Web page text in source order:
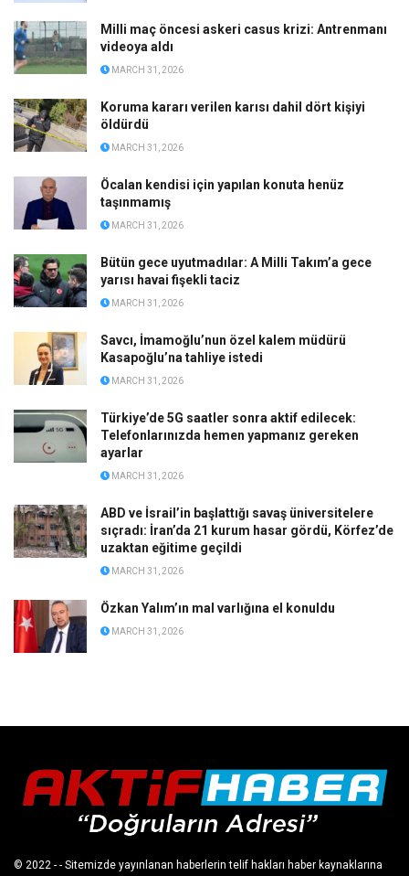
Milli maç öncesi askeri casus krizi: Antrenmanı
videoya aldı
MARCH 31, 2026
Koruma kararı verilen karısı dahil dört kişiyi
öldürdü
MARCH 31, 2026
Öcalan kendisi için yapılan konuta henüz
taşınmamış
MARCH 31, 2026
Bütün gece uyutmadılar: A Milli Takım’a gece
yarısı havai fişekli taciz
MARCH 31, 2026
Savcı, İmamoğlu’nun özel kalem müdürü
Kasapoğlu’na tahliye istedi
MARCH 31, 2026
Türkiye’de 5G saatler sonra aktif edilecek:
Telefonlarınızda hemen yapmanız gereken
ayarlar
MARCH 31, 2026
ABD ve İsrail’in başlattığı savaş üniversitelere
sıçradı: İran’da 21 kurum hasar gördü, Körfez’de
uzaktan eğitime geçildi
MARCH 31, 2026
Özkan Yalım’ın mal varlığına el konuldu
MARCH 31, 2026
© 2022 - - Sitemizde yayınlanan haberlerin telif hakları haber kaynaklarına